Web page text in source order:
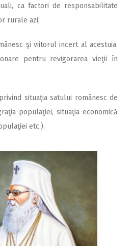
ca factori de responsabilitate
rurale azi;
şi viitorul incert al acestuia.
pentru revigorarea vieţii în
situaţia satului românesc de
populaţiei, situaţia economică
etc.).